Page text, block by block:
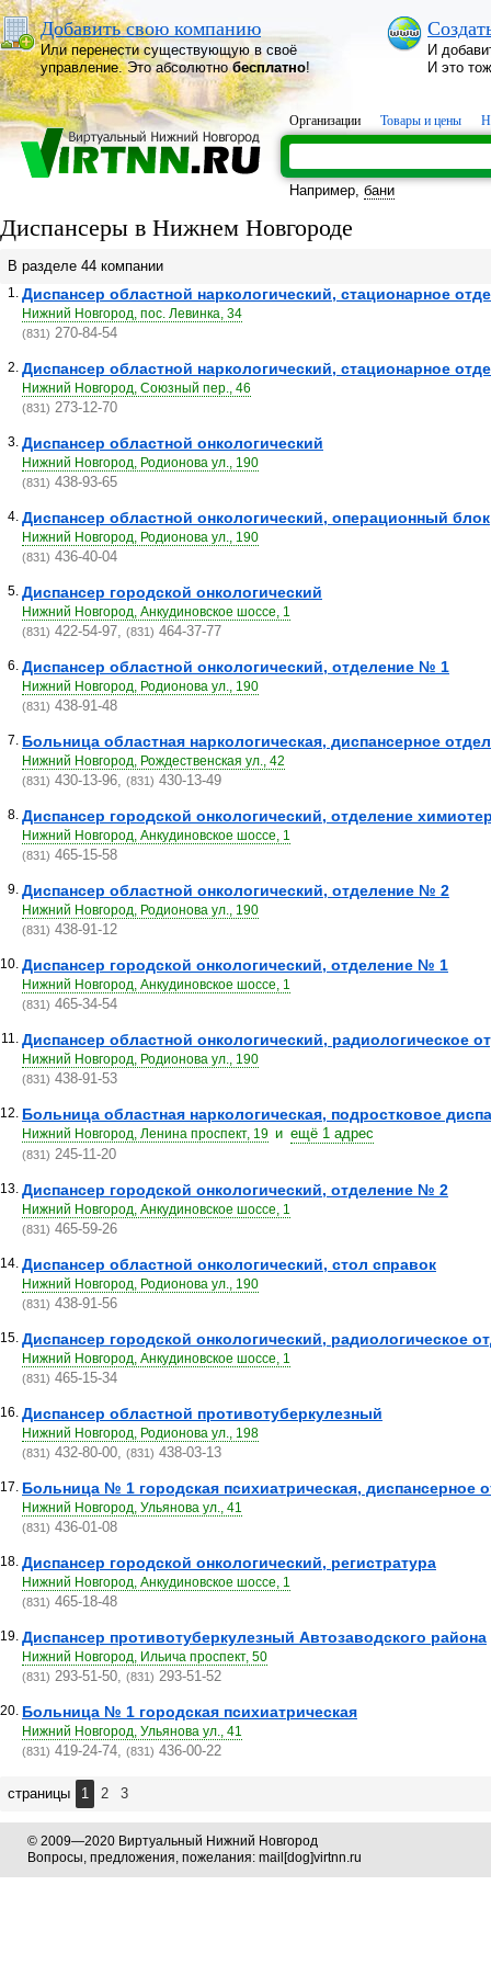
Добавить свою компанию
Или перенести существующую в своё
управление. Это абсолютнобесплатно!
И
И это
Организации Товары и цены
Например, бани
Диспансеры в Нижнем Новгороде
В разделе 44 компании
1. Диспансер областной наркологический, стационарное
Нижний Новгород, пос. Левинка, 34
(831) 270-84-54
2. Диспансер областной наркологический, стационарное
Нижний Новгород, Союзный пер., 46
(831) 273-12-70
3. Диспансер областной онкологический
Нижний Новгород, Родионова ул., 190
(831) 438-93-65
4. Диспансер областной онкологический, операционный блок
Нижний Новгород, Родионова ул., 190
(831) 436-40-04
5. Диспансер городской онкологический
Нижний Новгород, Анкудиновское шоссе, 1
(831) 422-54-97, (831) 464-37-77
6. Диспансер областной онкологический, отделение № 1
Нижний Новгород, Родионова ул., 190
(831) 438-91-48
7. Больница областная наркологическая, диспансерное
Нижний Новгород, Рождественская ул., 42
(831) 430-13-96, (831) 430-13-49
8. Диспансер городской онкологический, отделение
Нижний Новгород, Анкудиновское шоссе, 1
(831) 465-15-58
9. Диспансер областной онкологический, отделение № 2
Нижний Новгород, Родионова ул., 190
(831) 438-91-12
10. Диспансер городской онкологический, отделение № 1
Нижний Новгород, Анкудиновское шоссе, 1
(831) 465-34-54
11. Диспансер областной онкологический, радиологическое
Нижний Новгород, Родионова ул., 190
(831) 438-91-53
12. Больница областная наркологическая, подростковое
Нижний Новгород, Ленина проспект, 19 и ещё 1 адрес
(831) 245-11-20
13. Диспансер городской онкологический, отделение № 2
Нижний Новгород, Анкудиновское шоссе, 1
(831) 465-59-26
14. Диспансер областной онкологический, стол справок
Нижний Новгород, Родионова ул., 190
(831) 438-91-56
15. Диспансер городской онкологический, радиологическое
Нижний Новгород, Анкудиновское шоссе, 1
(831) 465-15-34
16. Диспансер областной противотуберкулезный
Нижний Новгород, Родионова ул., 198
(831) 432-80-00, (831) 438-03-13
17. Больница № 1 городская психиатрическая, диспансерное
Нижний Новгород, Ульянова ул., 41
(831) 436-01-08
18. Диспансер городской онкологический, регистратура
Нижний Новгород, Анкудиновское шоссе, 1
(831) 465-18-48
19. Диспансер противотуберкулезный Автозаводского района
Нижний Новгород, Ильича проспект, 50
(831) 293-51-50, (831) 293-51-52
20. Больница № 1 городская психиатрическая
Нижний Новгород, Ульянова ул., 41
(831) 419-24-74, (831) 436-00-22
страницы 1 2 3
© 2009—2020 Виртуальный Нижний Новгород
Вопросы, предложения, пожелания: mail[dog]virtnn.ru